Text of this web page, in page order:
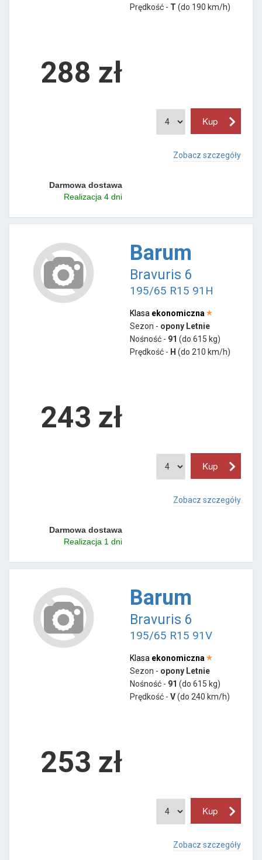
Prędkość - T (do 190 km/h)
288 zł
Zobacz szczegóły
Darmowa dostawa
Realizacja 4 dni
Barum
Bravuris 6
195/65 R15 91H
Klasa ekonomiczna
Sezon - opony Letnie
Nośność - 91 (do 615 kg)
Prędkość - H (do 210 km/h)
243 zł
Zobacz szczegóły
Darmowa dostawa
Realizacja 1 dni
Barum
Bravuris 6
195/65 R15 91V
Klasa ekonomiczna
Sezon - opony Letnie
Nośność - 91 (do 615 kg)
Prędkość - V(do 240 km/h)
253 zł
Zobacz szczegóły